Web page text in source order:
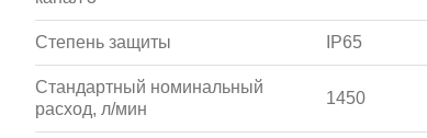
Степень защиты IP65
Стандартный номинальный
расход, л/мин
1450